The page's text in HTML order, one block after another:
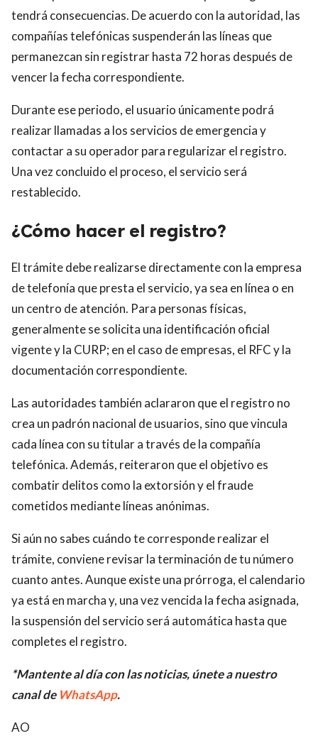
tendrá consecuencias. De acuerdo con la autoridad, las
compañías telefónicas suspenderán las líneas que
permanezcan sin registrar hasta 72 horas después de
vencer la fecha correspondiente.
Durante ese periodo, el usuario únicamente podrá
realizar llamadas a los servicios de emergencia y
contactar a su operador para regularizar el registro.
Una vez concluido el proceso, el servicio será
restablecido.
¿Cómo hacer el registro?
El trámite debe realizarse directamente con la empresa
de telefonía que presta el servicio, ya sea en línea o en
un centro de atención. Para personas físicas,
generalmente se solicita una identificación oficial
vigente y la CURP; en el caso de empresas, el RFC y la
documentación correspondiente.
Las autoridades también aclararon que el registro no
crea un padrón nacional de usuarios, sino que vincula
cada línea con su titular a través de la compañía
telefónica. Además, reiteraron que el objetivo es
combatir delitos como la extorsión y el fraude
cometidos mediante líneas anónimas.
Si aún no sabes cuándo te corresponde realizar el
trámite, conviene revisar la terminación de tu número
cuanto antes. Aunque existe una prórroga, el calendario
ya está en marcha y, una vez vencida la fecha asignada,
la suspensión del servicio será automática hasta que
completes el registro.
*Mantente al día con las noticias, únete a nuestro
canal de WhatsApp.
AO